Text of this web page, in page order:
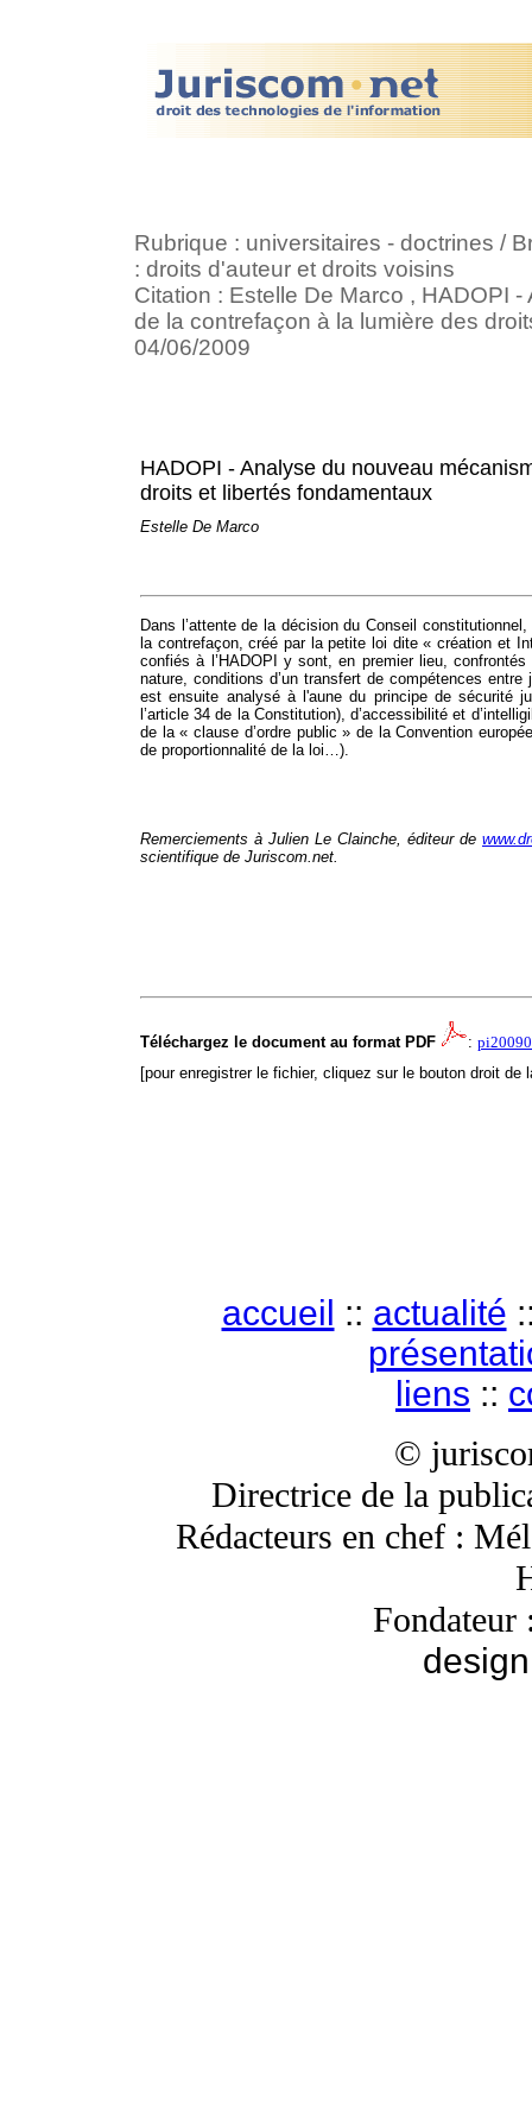
Rubrique : universitaires - doctrines /
: droits d'auteur et droits voisins
Citation : Estelle De Marco , HADOPI
de la contrefaçon à la lumière des
04/06/2009
HADOPI - Analyse du nouveau
droits et libertés fondamentaux
Estelle De Marco
Dans l’attente de la décision du Conseil
la contrefaçon, créé par la petite loi dite « création et
confiés à l’HADOPI y sont, en premier lieu,
nature, conditions d’un transfert de compétences
est ensuite analysé à l'aune du principe de sécurité
l’article 34 de la Constitution), d’accessibilité et
de la « clause d’ordre public » de la Convention
de proportionnalité de la loi…).
Remerciements à Julien Le Clainche, éditeur de
scientifique de Juriscom.net.
Téléchargez le document au format PDF :
[pour enregistrer le fichier, cliquez sur le bouton droit
accueil :: actualité
liens ::
©
Directrice de la
Rédacteurs en chef :
design